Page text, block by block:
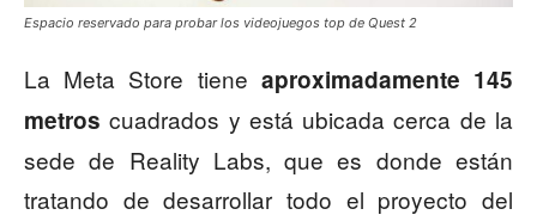
Espacio reservado para probar los videojuegos top de Quest 2
La Meta Store tiene aproximadamente 145
metros cuadrados y está ubicada cerca de la
sede de Reality Labs, que es donde están
tratando de desarrollar todo el proyecto del